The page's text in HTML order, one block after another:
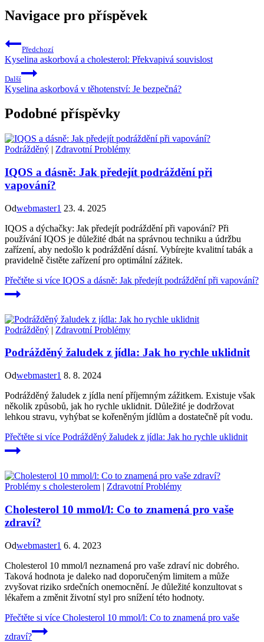
Navigace pro příspěvek
Předchozí
Kyselina askorbová a cholesterol: Překvapivá souvislost
Další
Kyselina askorbová v těhotenství: Je bezpečná?
Podobné příspěvky
Podrážděný | Zdravotní Problémy
IQOS a dásně: Jak předejít podráždění při
vapování?
Odwebmaster1 23. 4. 2025
IQOS a dýchačky: Jak předejít podráždění při vapování? Při
používání IQOS je důležité dbát na správnou techniku a údržbu
zařízení, aby nedošlo k podráždění dásní. Vybírejte kvalitní tabák a
pravidelně čistěte zařízení pro optimální zážitek.
Přečtěte si více IQOS a dásně: Jak předejít podráždění při vapování?
Podrážděný | Zdravotní Problémy
Podrážděný žaludek z jídla: Jak ho rychle uklidnit
Odwebmaster1 8. 8. 2024
Podrážděný žaludek z jídla není příjemným zážitkem. Existuje však
několik způsobů, jak ho rychle uklidnit. Důležité je dodržovat
lehkou stravu, vyhýbat se kořeněným jídlům a dostatečně pít vodu.
Přečtěte si více Podrážděný žaludek z jídla: Jak ho rychle uklidnit
Problémy s cholesterolem | Zdravotní Problémy
Cholesterol 10 mmol/l: Co to znamená pro vaše
zdraví?
Odwebmaster1 6. 4. 2023
Cholesterol 10 mmol/l neznamená pro vaše zdraví nic dobrého.
Taková hodnota je daleko nad doporučeným limitem a může
zvyšovat riziko srdečních onemocnění. Je důležité konzultovat s
lékařem a změnit životní styl pro snížení této hodnoty.
Přečtěte si více Cholesterol 10 mmol/l: Co to znamená pro vaše
zdraví?